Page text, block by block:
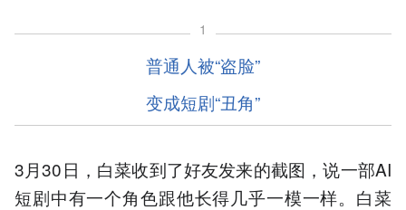
1
普通人被“盗脸”
变成短剧“丑角”
3月30日，白菜收到了好友发来的截图，说一部AI
短剧中有一个角色跟他长得几乎一模一样。白菜